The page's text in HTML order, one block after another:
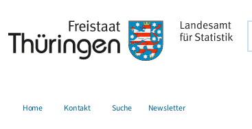
Home Kontakt Suche Newsletter